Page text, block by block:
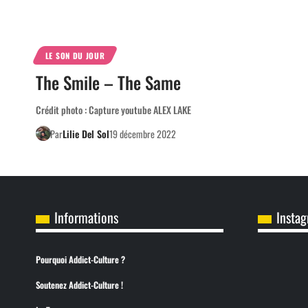
LE SON DU JOUR
The Smile – The Same
Crédit photo : Capture youtube ALEX LAKE
ParLilie Del Sol19 décembre 2022
Informations
Pourquoi Addict-Culture ?
Soutenez Addict-Culture !